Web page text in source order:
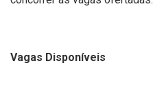
Vagas Disponíveis